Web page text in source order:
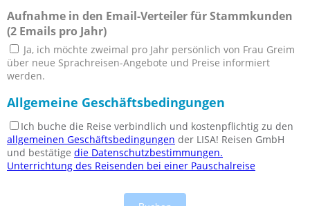
Aufnahme in den Email-Verteiler für Stammkunden
(2 Emails pro Jahr)
Ja, ich möchte zweimal pro Jahr persönlich von Frau Greim
über neue Sprachreisen-Angebote und Preise informiert
werden.
Allgemeine Geschäftsbedingungen
Ich buche die Reise verbindlich und kostenpflichtig zu den
allgemeinen Geschäftsbedingungen der LISA! Reisen GmbH
und bestätige die Datenschutzbestimmungen.
Unterrichtung des Reisenden bei einer Pauschalreise